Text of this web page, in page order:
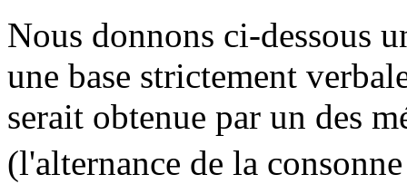
Nous donnons ci-dessous
une base strictement
serait obtenue par un des
(l'alternance de la